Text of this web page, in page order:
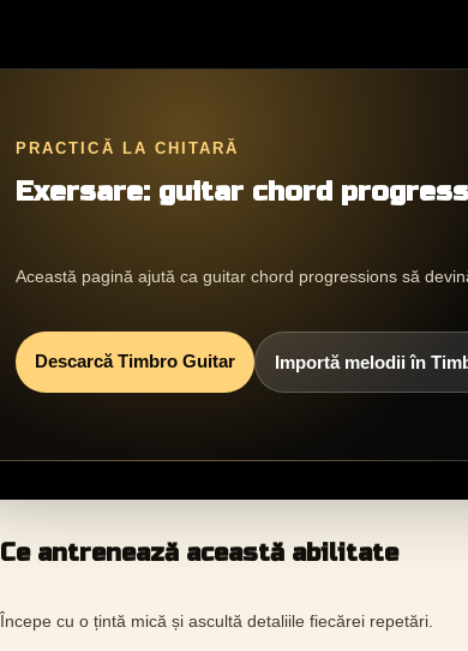
PRACTICĂ LA CHITARĂ
Exersare: guitar chord
Această pagină ajută ca guitar chord progressions să
Descarcă Timbro Guitar Importă melodii în
Ce antrenează această abilitate
Începe cu o țintă mică și ascultă detaliile fiecărei repetări.